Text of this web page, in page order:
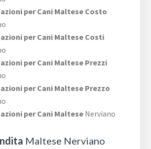
per Cani Maltese Costo
per Cani Maltese Costi
per Cani Maltese Prezzi
per Cani Maltese Prezzo
per Cani Maltese Nerviano
Maltese Nerviano